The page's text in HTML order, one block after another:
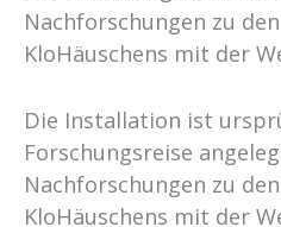
Nachforschungen zu
KloHäuschens mit der
Die Installation ist
Forschungsreise
Nachforschungen zu
KloHäuschens mit der